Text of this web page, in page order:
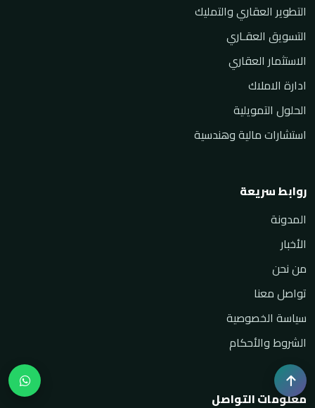
التطوير العقاري والتمليك
التسويق العقـاري
الاستثمار العقاري
ادارة الاملاك
الحلول التمويلية
استشارات مالية وهندسية
روابط سريعة
المدونة
الأخبار
من نحن
تواصل معنا
سياسة الخصوصية
الشروط والأحكام
معلومات التواصل